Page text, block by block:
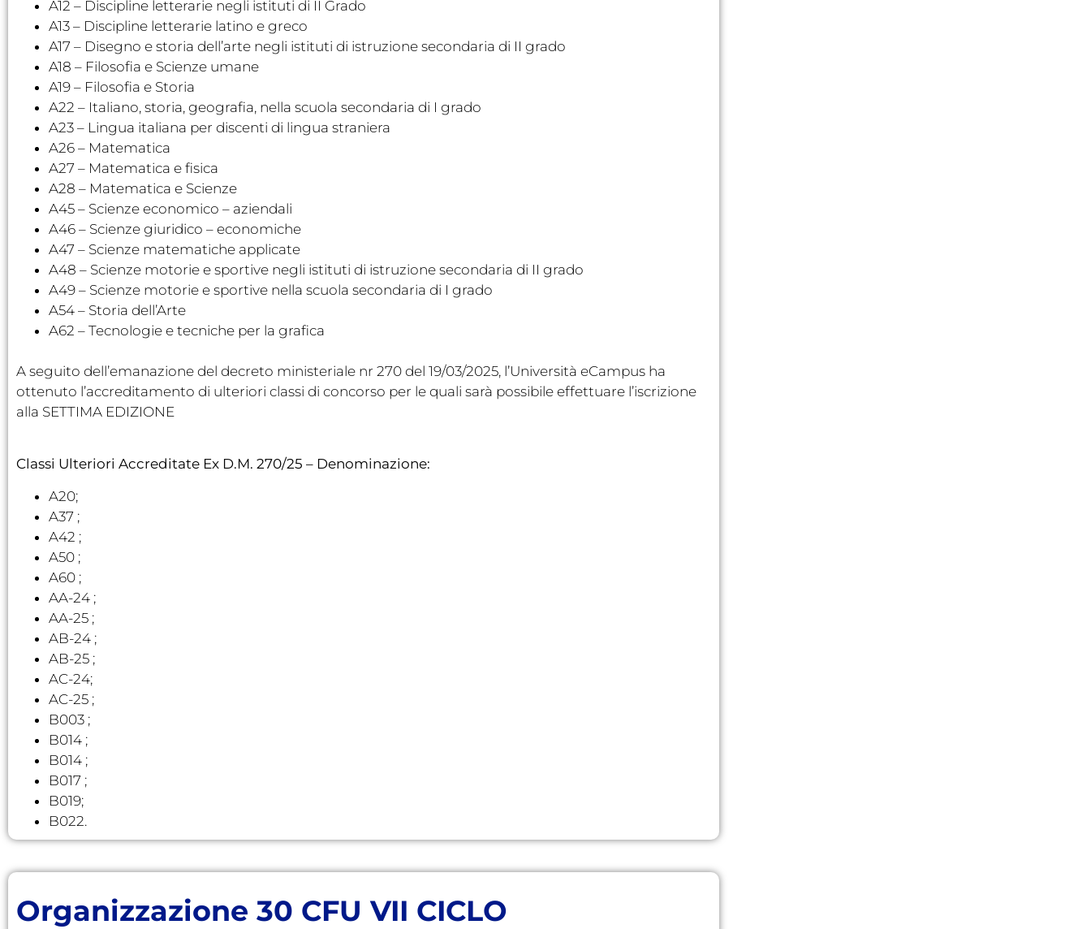
A12 – Discipline letterarie negli istituti di II Grado
A13 – Discipline letterarie latino e greco
A17 – Disegno e storia dell’arte negli istituti di istruzione secondaria di II grado
A18 – Filosofia e Scienze umane
A19 – Filosofia e Storia
A22 – Italiano, storia, geografia, nella scuola secondaria di I grado
A23 – Lingua italiana per discenti di lingua straniera
A26 – Matematica
A27 – Matematica e fisica
A28 – Matematica e Scienze
A45 – Scienze economico – aziendali
A46 – Scienze giuridico – economiche
A47 – Scienze matematiche applicate
A48 – Scienze motorie e sportive negli istituti di istruzione secondaria di II grado
A49 – Scienze motorie e sportive nella scuola secondaria di I grado
A54 – Storia dell’Arte
A62 – Tecnologie e tecniche per la grafica
A seguito dell’emanazione del decreto ministeriale nr 270 del 19/03/2025, l’Università eCampus ha
ottenuto l’accreditamento di ulteriori classi di concorso per le quali sarà possibile effettuare l’iscrizione
alla SETTIMA EDIZIONE
Classi Ulteriori Accreditate Ex D.M. 270/25 – Denominazione:
A20;
A37 ;
A42 ;
A50 ;
A60 ;
AA-24 ;
AA-25 ;
AB-24 ;
AB-25 ;
AC-24;
AC-25 ;
B003 ;
B014 ;
B014 ;
B017 ;
B019;
B022.
Organizzazione 30 CFU VII CICLO